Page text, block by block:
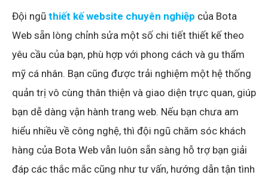
Đội ngũ thiết kế website chuyên nghiệp của Bota
Web sẵn lòng chỉnh sửa một số chi tiết thiết kế theo
yêu cầu của bạn, phù hợp với phong cách và gu thẩm
mỹ cá nhân. Bạn cũng được trải nghiệm một hệ thống
quản trị vô cùng thân thiện và giao diện trực quan, giúp
bạn dễ dàng vận hành trang web. Nếu bạn chưa am
hiểu nhiều về công nghệ, thì đội ngũ chăm sóc khách
hàng của Bota Web vẫn luôn sẵn sàng hỗ trợ bạn giải
đáp các thắc mắc cũng như tư vấn, hướng dẫn tận tình